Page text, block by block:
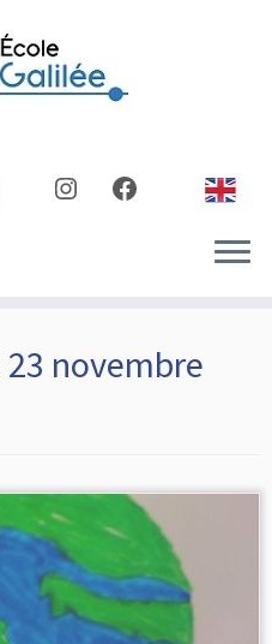
Facebook
Instagram
23 novembre